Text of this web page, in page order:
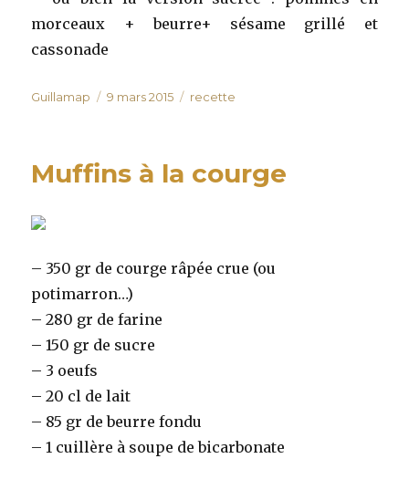
morceaux + beurre+ sésame grillé et
cassonade
Auteur
Guillamap
Publié
9 mars 2015 Catégories
recette
Muffins à la courge
– 350 gr de courge râpée crue (ou
potimarron…)
– 280 gr de farine
– 150 gr de sucre
– 3 oeufs
– 20 cl de lait
– 85 gr de beurre fondu
– 1 cuillère à soupe de bicarbonate